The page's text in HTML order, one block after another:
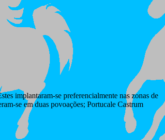
implantaram-se preferencialmente nas zonas de
se em duas povoações; Portucale Castrum